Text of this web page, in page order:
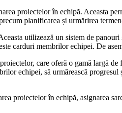
proiectelor în echipă. Aceasta
planificarea și urmărirea
utilizează un sistem de
carduri membrilor echipei. De
care oferă o gamă largă
echipei, să urmărească
proiectelor în echipă, asignarea